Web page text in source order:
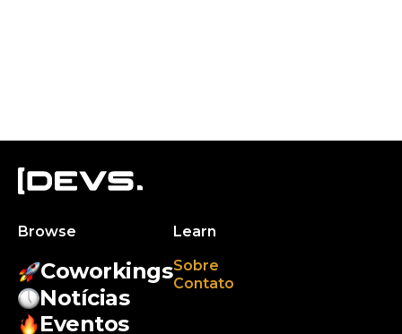
Browse
Coworkings
Notícias
Eventos
Learn
Sobre
Contato